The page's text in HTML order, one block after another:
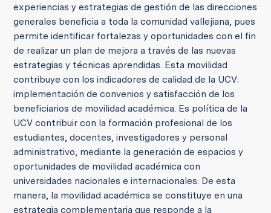
experiencias y estrategias de gestión de las direcciones
generales beneficia a toda la comunidad vallejiana, pues
permite identificar fortalezas y oportunidades con el fin
de realizar un plan de mejora a través de las nuevas
estrategias y técnicas aprendidas. Esta movilidad
contribuye con los indicadores de calidad de la UCV:
implementación de convenios y satisfacción de los
beneficiarios de movilidad académica. Es política de la
UCV contribuir con la formación profesional de los
estudiantes, docentes, investigadores y personal
administrativo, mediante la generación de espacios y
oportunidades de movilidad académica con
universidades nacionales e internacionales. De esta
manera, la movilidad académica se constituye en una
estrategia complementaria que responde a la